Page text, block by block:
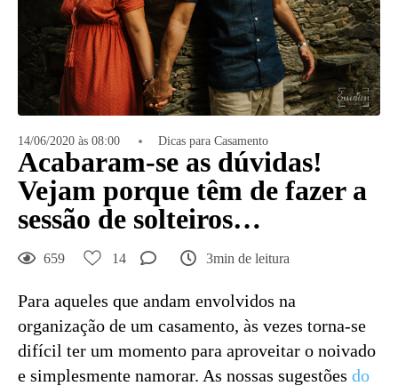
14/06/2020 às 08:00 Dicas para Casamento
Acabaram-se as dúvidas!
Vejam porque têm de fazer a
sessão de solteiros…
659 14 3min de leitura
Para aqueles que andam envolvidos na
organização de um casamento, às vezes torna-se
difícil ter um momento para aproveitar o noivado
e simplesmente namorar. As nossas sugestões do